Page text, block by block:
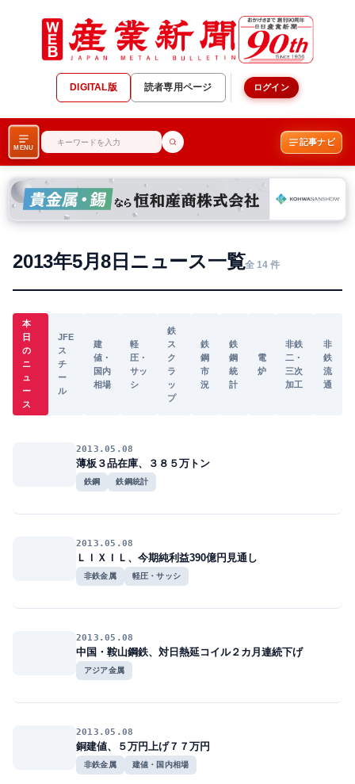
DIGITAL版 読者専用ページ ログイン
MENU
記事ナビ
2013年5月8日ニュース一覧全 14 件
本
日
の
ニ
ュ
ー
ス
JFE
ス
チ
ー
ル
建
値・
国内
相場
軽
圧・
サッ
シ
鉄
ス
ク
ラ
ッ
プ
鉄
鋼
市
況
鉄
鋼
統
計
電
炉
非鉄
二・
三次
加工
非
鉄
流
通
2013.05.08
薄板３品在庫、３８５万トン
鉄鋼 鉄鋼統計
2013.05.08
ＬＩＸＩＬ、今期純利益390億円見通し
非鉄金属 軽圧・サッシ
2013.05.08
中国・鞍山鋼鉄、対日熱延コイル２カ月連続下げ
アジア金属
2013.05.08
銅建値、５万円上げ７７万円
非鉄金属 建値・国内相場